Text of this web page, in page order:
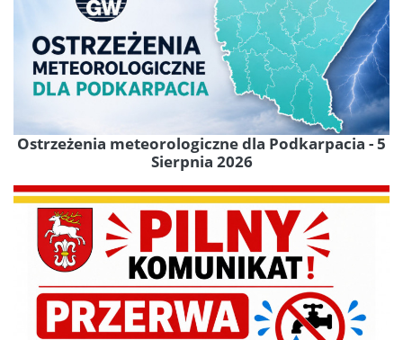
Ostrzeżenia meteorologiczne dla Podkarpacia - 5
Sierpnia 2026